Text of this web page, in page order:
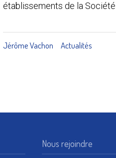
établissements de la
Jérôme Vachon Actualités
Nous rejoindre